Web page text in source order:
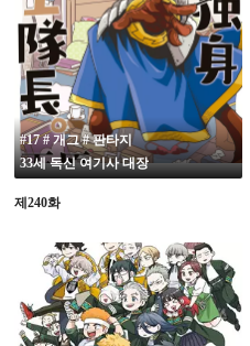
19
#17 # 개그 # 판타지
33세 독신 여기사 대장
제240화